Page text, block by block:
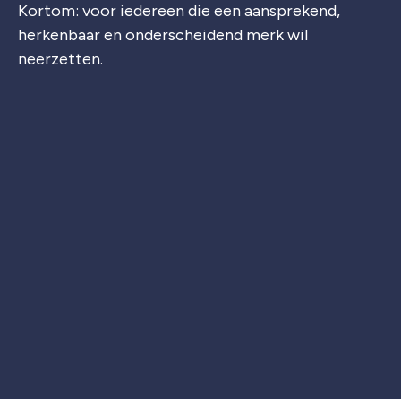
Kortom: voor iedereen die een aansprekend,
herkenbaar en onderscheidend merk wil
neerzetten.